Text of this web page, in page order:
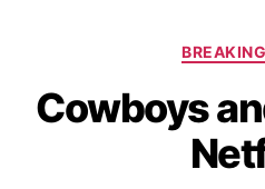
BREAKING
Cowboys